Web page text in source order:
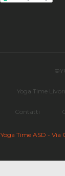
Yoga Time
Contatti
Yoga Time ASD - Via